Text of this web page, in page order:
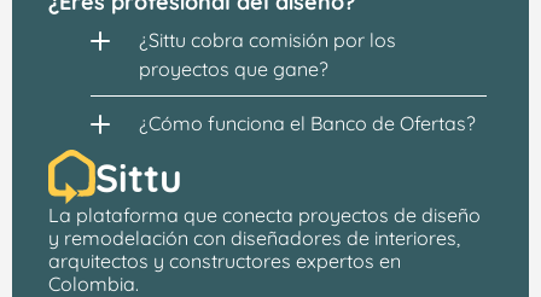
¿Sittu cobra comisión por los
proyectos que gane?
¿Cómo funciona el Banco de Ofertas?
Sittu
La plataforma que conecta proyectos de diseño
y remodelación con diseñadores de interiores,
arquitectos y constructores expertos en
Colombia.